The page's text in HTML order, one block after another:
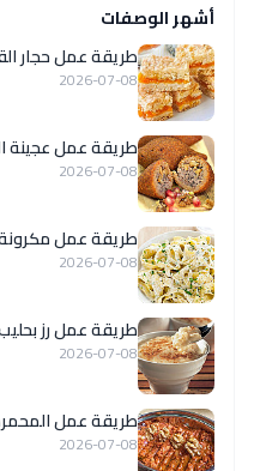
أشهر الوصفات
طريقة عمل حجار
2026-07-08
طريقة عمل عجينة
2026-07-08
طريقة عمل
2026-07-08
طريقة عمل رز بحليب
2026-07-08
طريقة عمل المحمرة
2026-07-08